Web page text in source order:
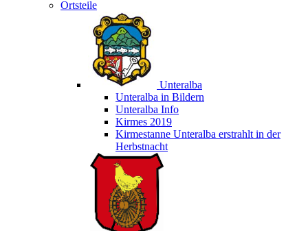
Ortsteile
Unteralba
Unteralba in Bildern
Unteralba Info
Kirmes 2019
Kirmestanne Unteralba erstrahlt in der
Herbstnacht